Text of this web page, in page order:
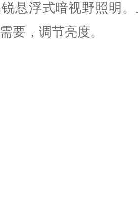
悬浮式暗视野照明
要，调节亮度。